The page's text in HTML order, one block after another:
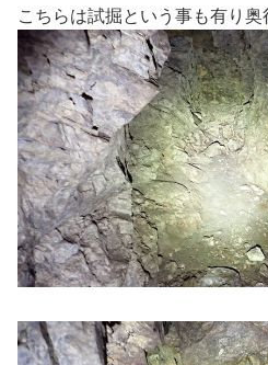
こちらは試掘という事も有り奥